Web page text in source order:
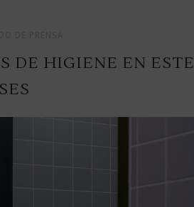
DE HIGIENE EN ESTE